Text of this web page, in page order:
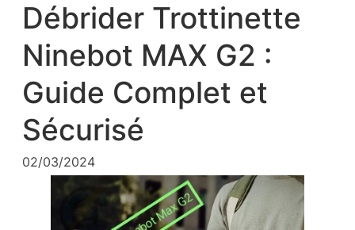
Débrider Trottinette
Ninebot MAX G2 :
Guide Complet et
Sécurisé
02/03/2024